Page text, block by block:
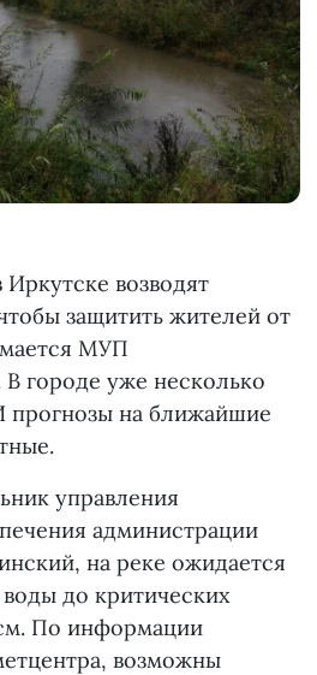
возводят
защитить жителей от
МУП
городе уже несколько
прогнозы на ближайшие
управления
администрации
на реке ожидается
до критических
По информации
возможны